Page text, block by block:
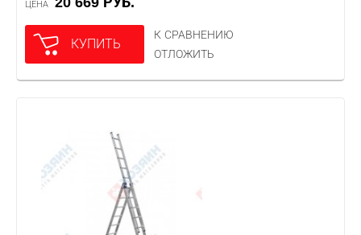
ЦЕНА
КУПИТЬ
К СРАВНЕНИЮ
ОТЛОЖИТЬ